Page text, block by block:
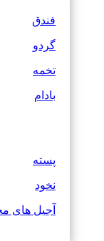
فندق
گردو
تخمه
بادام
پسته
نخود
آجیل های